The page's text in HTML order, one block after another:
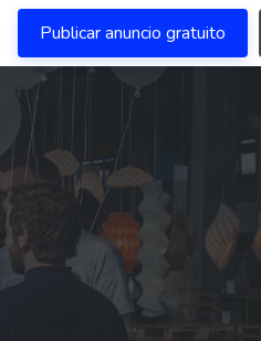
Publicar anuncio gratuito